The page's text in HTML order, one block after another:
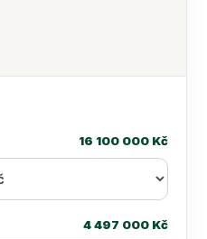
16 100 000 Kč
4 497 000 Kč